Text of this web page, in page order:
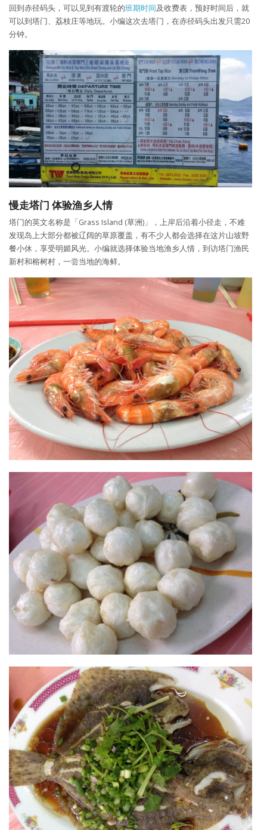
回到赤径码头，可以见到有渡轮的班期时间及收费表，预好时间后，就
可以到塔门、荔枝庄等地玩。小编这次去塔门，在赤径码头出发只需20
分钟。
慢走塔门 体验渔乡人情
塔门的英文名称是「Grass Island (草洲)」，上岸后沿着小径走，不难
发现岛上大部分都被辽阔的草原覆盖，有不少人都会选择在这片山坡野
餐小休，享受明媚风光。小编就选择体验当地渔乡人情，到访塔门渔民
新村和榕树村，一尝当地的海鲜。